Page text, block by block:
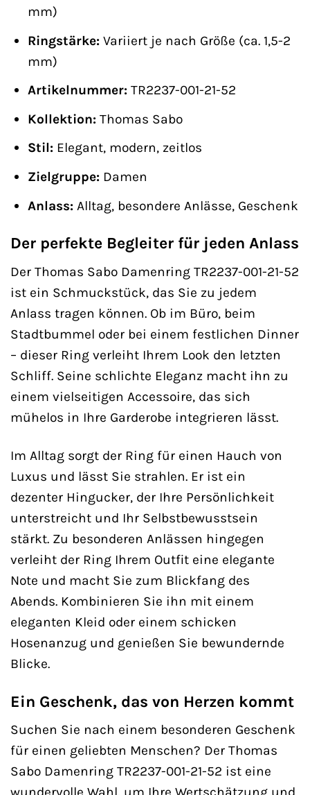
mm)
Ringstärke:Variiert je nach Größe (ca. 1,5-2
mm)
Artikelnummer:TR2237-001-21-52
Kollektion:Thomas Sabo
Stil:Elegant, modern, zeitlos
Zielgruppe:Damen
Anlass:Alltag, besondere Anlässe, Geschenk
Der perfekte Begleiter für jeden Anlass
Der Thomas Sabo Damenring TR2237-001-21-52
ist ein Schmuckstück, das Sie zu jedem
Anlass tragen können. Ob im Büro, beim
Stadtbummel oder bei einem festlichen Dinner
– dieser Ring verleiht Ihrem Look den letzten
Schliff. Seine schlichte Eleganz macht ihn zu
einem vielseitigen Accessoire, das sich
mühelos in Ihre Garderobe integrieren lässt.
Im Alltag sorgt der Ring für einen Hauch von
Luxus und lässt Sie strahlen. Er ist ein
dezenter Hingucker, der Ihre Persönlichkeit
unterstreicht und Ihr Selbstbewusstsein
stärkt. Zu besonderen Anlässen hingegen
verleiht der Ring Ihrem Outfit eine elegante
Note und macht Sie zum Blickfang des
Abends. Kombinieren Sie ihn mit einem
eleganten Kleid oder einem schicken
Hosenanzug und genießen Sie bewundernde
Blicke.
Ein Geschenk, das von Herzen kommt
Suchen Sie nach einem besonderen Geschenk
für einen geliebten Menschen? Der Thomas
Sabo Damenring TR2237-001-21-52 ist eine